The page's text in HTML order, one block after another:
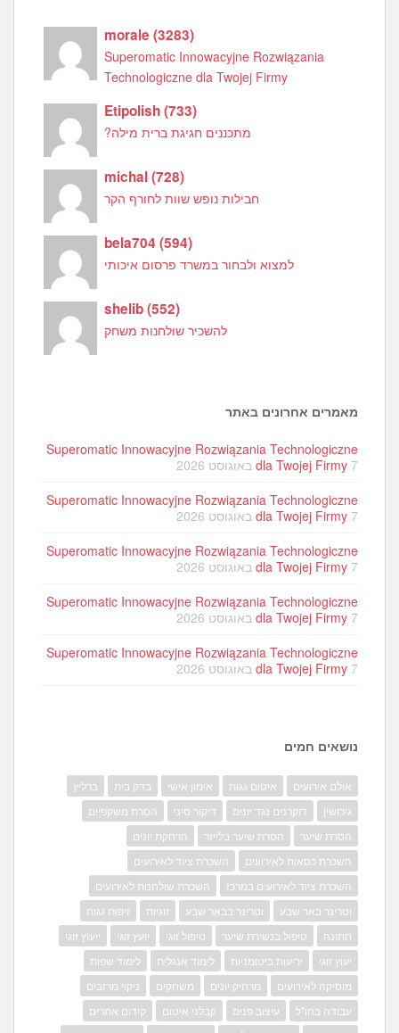
morale(3283)
Superomatic Innowacyjne Rozwiązania
Technologiczne dla Twojej Firmy
Etipolish(733)
מתכננים חגיגת ברית מילה?
michal(728)
חבילות נופש שוות לחורף הקר
bela704(594)
למצוא ולבחור במשרד פרסום איכותי
shelib(552)
להשכיר שולחנות משחק
מאמרים אחרונים באתר
Superomatic Innowacyjne Rozwiązania Technologiczne
dla Twojej Firmy 7 באוגוסט 2026
Superomatic Innowacyjne Rozwiązania Technologiczne
dla Twojej Firmy 7 באוגוסט 2026
Superomatic Innowacyjne Rozwiązania Technologiczne
dla Twojej Firmy 7 באוגוסט 2026
Superomatic Innowacyjne Rozwiązania Technologiczne
dla Twojej Firmy 7 באוגוסט 2026
Superomatic Innowacyjne Rozwiązania Technologiczne
dla Twojej Firmy 7 באוגוסט 2026
נושאים חמים
אולם אירועים איטום גגות אימון אישי בדק בית
ברליץ
גירושין
דוקרנים נגד יונים דיקור סיני
הסרת משקפיים
הסרת שיער
הסרת שיער בלייזר
הרחקת יונים
השכרת כסאות לאירועים
השכרת ציוד לאירועים
השכרת ציוד לאירועים במרכז
השכרת שולחנות לאירועים
וטרינר באר שבע
וטרינר בבאר שבע זוגיות
זיפות גגות
חתונה
טיפול בנשירת שיער טיפול זוגי יועץ זוגי
ייעוץ זוגי
יעוץ זוגי
יריעות ביטומניות לימוד אנגלית
לימוד שפות
מוסיקה לאירועים
מרחיק יונים משחקים
ניקוי מרזבים
עבודה בחו"ל
עיצוב פנים קבלני איטום
קידום אתרים